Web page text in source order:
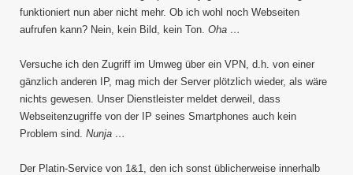
funktioniert nun aber nicht mehr. Ob ich wohl noch Webseiten
aufrufen kann? Nein, kein Bild, kein Ton. Oha …
Versuche ich den Zugriff im Umweg über ein VPN, d.h. von einer
gänzlich anderen IP, mag mich der Server plötzlich wieder, als wäre
nichts gewesen. Unser Dienstleister meldet derweil, dass
Webseitenzugriffe von der IP seines Smartphones auch kein
Problem sind. Nunja …
Der Platin-Service von 1&1, den ich sonst üblicherweise innerhalb